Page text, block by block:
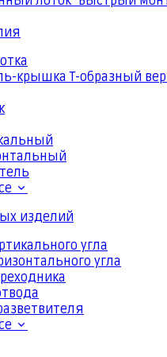
крышка Т-образный
изделий
угла
угла